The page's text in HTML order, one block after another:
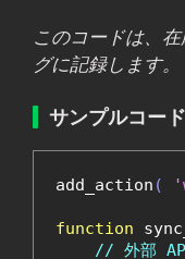
このコードは、
グに記録します。
サンプルコー
add_action (
function
// 外部